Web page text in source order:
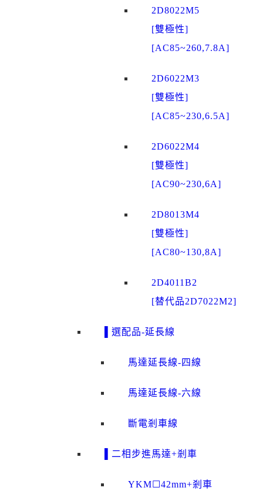
2D8022M5
[雙極性]
[AC85~260,7.8A]
2D6022M3
[雙極性]
[AC85~230,6.5A]
2D6022M4
[雙極性]
[AC90~230,6A]
2D8013M4
[雙極性]
[AC80~130,8A]
2D4011B2
[替代品2D7022M2]
▌選配品-延長線
馬達延長線-四線
馬達延長線-六線
斷電剎車線
▌二相步進馬達+剎車
YKM☐42mm+剎車